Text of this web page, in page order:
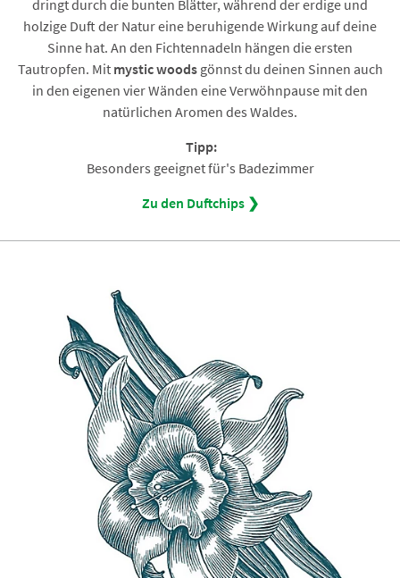
dringt durch die bunten Blätter, während der erdige und
holzige Duft der Natur eine beruhigende Wirkung auf deine
Sinne hat. An den Fichtennadeln hängen die ersten
Tautropfen. Mit mystic woodsgönnst du deinen Sinnen auch
in den eigenen vier Wänden eine Verwöhnpause mit den
natürlichen Aromen des Waldes.
Tipp:
Besonders geeignet für's Badezimmer
Zu den Duftchips ❯